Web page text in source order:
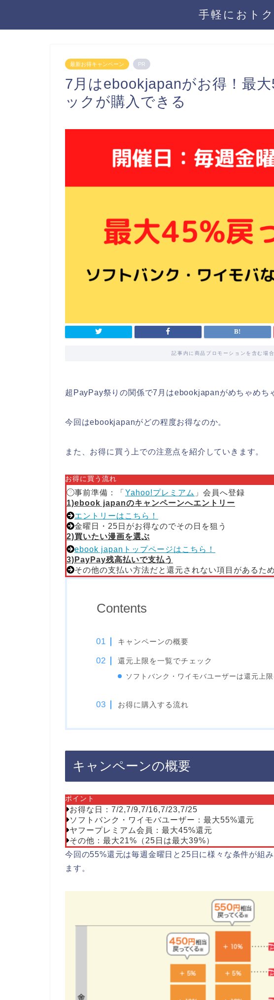
手軽におト
最新お得キャンペーン PR
7月はebookjapanがお得！最
ックが購入できる
記事内に商品プロモーションを含む場
超PayPay祭りの関係で7月はebookjapanがめちゃめち
今回はebookjapanがどの程度お得なのか。
また、お得に買う上での注意点を紹介していきます。
お得に買う流れ
事前準備：「 Yahoo!プレミアム 」会員へ登録
1)ebook japanのキャンペーンへエントリー
エントリーはこちら！
金曜日・25日がお得なのでその日を狙う
2)買いたい漫画を選ぶ
ebook japanトップページはこちら！
3)PayPay残高払いで支払う
その他の支払い方法だと還元されない項目があるため
Contents
キャンペーンの概要
還元上限を一覧でチェック
ソフトバンク・ワイモバユーザーは還元上
お得に購入する流れ
キャンペーンの概要
ポイント
お得な日：7/2,7/9,7/16,7/23,7/25
ソフトバンク・ワイモバユーザー：最大55%還元
ヤフープレミアム会員：最大45%還元
その他：最大21%（25日は最大39%）
今回の55%還元は毎週金曜日と25日に様々な条件が組
ます。